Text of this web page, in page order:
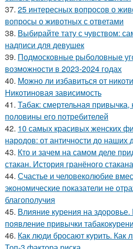
37. 25 интересных вопросов о
вопросы о животных с ответами
38. Выбирайте тату с чувством:
надписи для девушек
39. Подмосковные рыболовные
возможности в 2023-2024 годах
40. Можно ли избавиться от
Никотиновая зависимость
41. Табак: смертельная привычка,
половины его потребителей
42. 10 самых красивых женских
народов: от античности до наших
43. Кто и зачем на самом деле
стакан. История гранёного стакана
44. Счастье и человеколюбие
экономические показатели не
благополучия
45. Влияние курения на здоровье.
появление привычки
46. Как люди бросают курить. Как